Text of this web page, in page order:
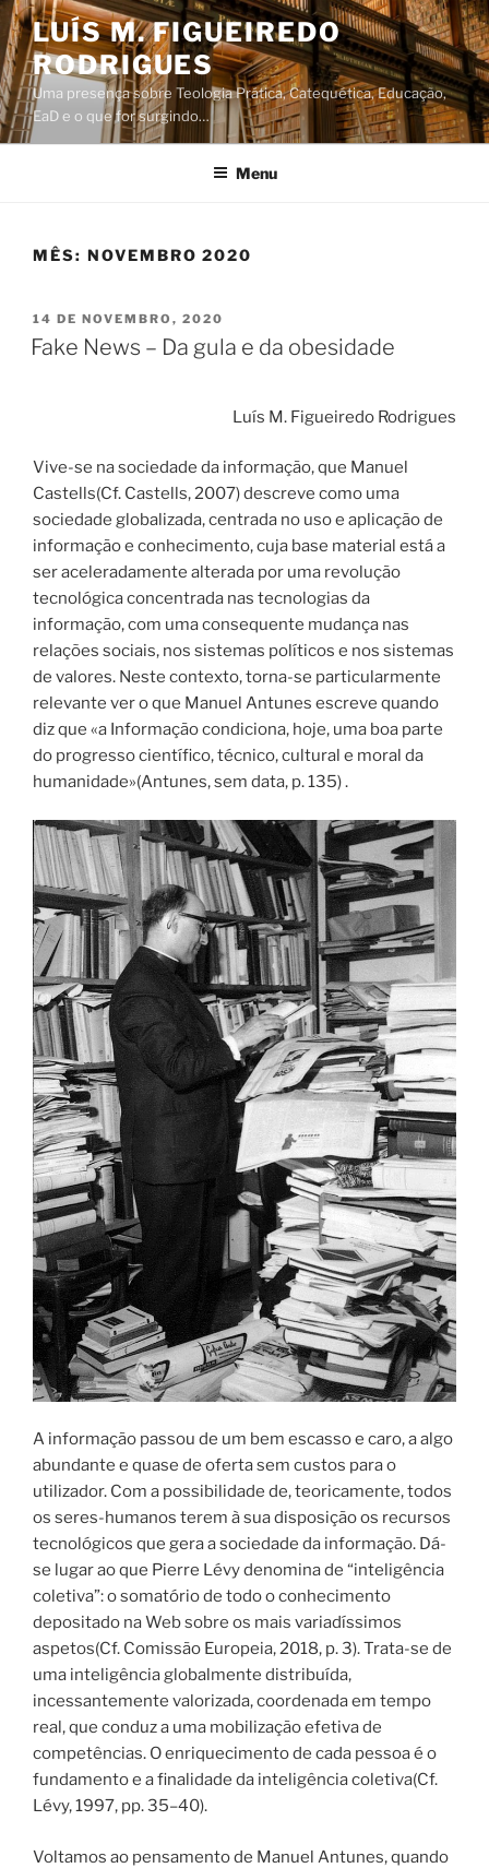
Saltar
para
o
conteúdo
LUÍS M. FIGUEIREDO
RODRIGUES
Uma presença sobre Teologia Prática, Catequética, Educação,
EaD e o que for surgindo…
Menu
MÊS: NOVEMBRO 2020
PUBLICADO
EM
14 DE NOVEMBRO, 2020
Fake News – Da gula e da obesidade
Luís M. Figueiredo Rodrigues
Vive-se na sociedade da informação, que Manuel
Castells(Cf. Castells, 2007) descreve como uma
sociedade globalizada, centrada no uso e aplicação de
informação e conhecimento, cuja base material está a
ser aceleradamente alterada por uma revolução
tecnológica concentrada nas tecnologias da
informação, com uma consequente mudança nas
relações sociais, nos sistemas políticos e nos sistemas
de valores. Neste contexto, torna-se particularmente
relevante ver o que Manuel Antunes escreve quando
diz que «a Informação condiciona, hoje, uma boa parte
do progresso científico, técnico, cultural e moral da
humanidade»(Antunes, sem data, p. 135) .
A informação passou de um bem escasso e caro, a algo
abundante e quase de oferta sem custos para o
utilizador. Com a possibilidade de, teoricamente, todos
os seres-humanos terem à sua disposição os recursos
tecnológicos que gera a sociedade da informação. Dá-
se lugar ao que Pierre Lévy denomina de “inteligência
coletiva”: o somatório de todo o conhecimento
depositado na Web sobre os mais variadíssimos
aspetos(Cf. Comissão Europeia, 2018, p. 3). Trata-se de
uma inteligência globalmente distribuída,
incessantemente valorizada, coordenada em tempo
real, que conduz a uma mobilização efetiva de
competências. O enriquecimento de cada pessoa é o
fundamento e a finalidade da inteligência coletiva(Cf.
Lévy, 1997, pp. 35–40).
Voltamos ao pensamento de Manuel Antunes, quando